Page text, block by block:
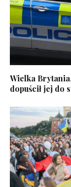
Wielka
dopuścił jej do